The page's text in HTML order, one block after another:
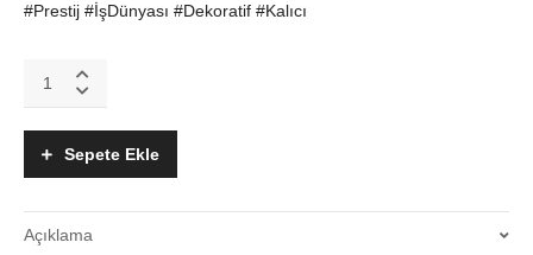
#Prestij #İşDünyası #Dekoratif #Kalıcı
Kartvizit
Paslanmaz
|
Aynı
Sepete Ekle
Açıklama